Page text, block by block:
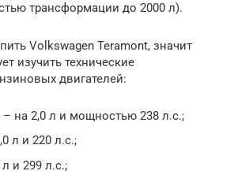
трансформации до 2000 л).
Volkswagen Teramont, значит
изучить технические
двигателей:
– на 2,0 л и мощностью 238 л.с.;
л и 220 л.с.;
и 299 л.с.;